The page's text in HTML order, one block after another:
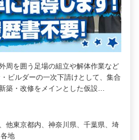
周を囲う足場の組立や解体作業など
ビルダーの一次下請けとして、集合
築・改修をメインとした仮設…
他東京都内、神奈川県、千葉県、埼
地